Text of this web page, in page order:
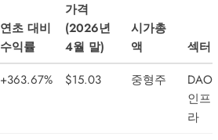
연초 대비
수익률
가격
(2026년
4월 말)
시가총
액
섹터
+363.67% $15.03 중형주
DAO
인프
라